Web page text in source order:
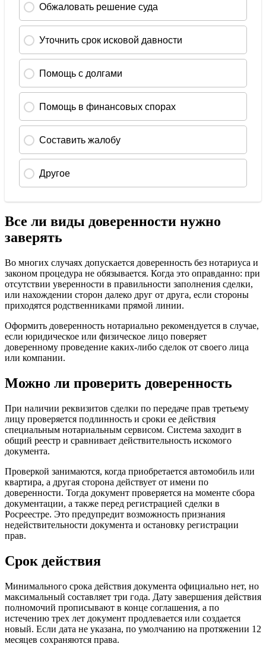
Все ли виды доверенности нужно
заверять
Во многих случаях допускается доверенность без нотариуса и
законом процедура не обязывается. Когда это оправданно: при
отсутствии уверенности в правильности заполнения сделки,
или нахождении сторон далеко друг от друга, если стороны
приходятся родственниками прямой линии.
Оформить доверенность нотариально рекомендуется в случае,
если юридическое или физическое лицо поверяет
доверенному проведение каких-либо сделок от своего лица
или компании.
Можно ли проверить доверенность
При наличии реквизитов сделки по передаче прав третьему
лицу проверяется подлинность и сроки ее действия
специальным нотариальным сервисом. Система заходит в
общий реестр и сравнивает действительность искомого
документа.
Проверкой занимаются, когда приобретается автомобиль или
квартира, а другая сторона действует от имени по
доверенности. Тогда документ проверяется на моменте сбора
документации, а также перед регистрацией сделки в
Росреестре. Это предупредит возможность признания
недействительности документа и остановку регистрации
прав.
Срок действия
Минимального срока действия документа официально нет, но
максимальный составляет три года. Дату завершения действия
полномочий прописывают в конце соглашения, а по
истечению трех лет документ продлевается или создается
новый. Если дата не указана, по умолчанию на протяжении 12
месяцев сохраняются права.